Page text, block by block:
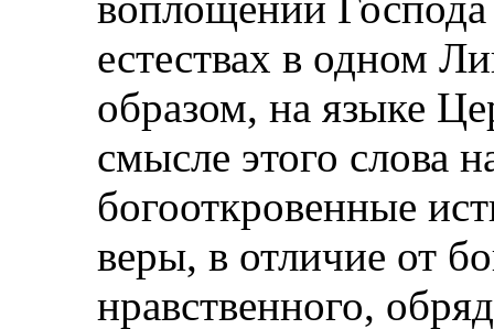
естествах в одном
образом, на языке
смысле этого слова
богооткровенные
веры, в отличие от
нравственного,